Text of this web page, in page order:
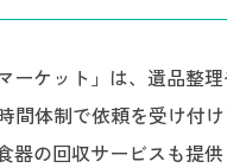
ーケット」は、遺品整
間体制で依頼を受け付
器の回収サービスも提